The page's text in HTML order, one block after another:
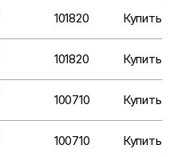
101820 Купить
101820 Купить
100710 Купить
100710 Купить